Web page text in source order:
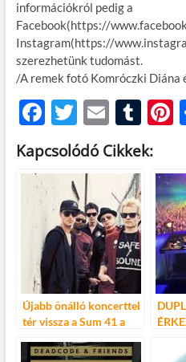
információkról pedig a
Facebook(https://
Instagram(https://
szerezhetünk tudomást.
/A remek fotó Komróczki Diána
F
ac
e
b
o
o
k
T
w
itt
er
E
m
ail
T
u
m
bl
r
t
Kapcsolódó Cikkek:
Újabb önálló koncerttel
tér vissza a Sum 41 a